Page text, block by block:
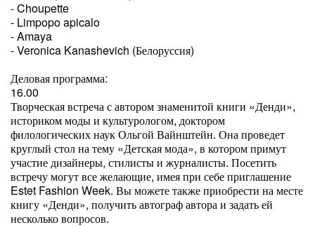
- Choupette
- Limpopo apicalo
- Amaya
- Veronica Kanashevich (Белоруссия)
Деловая программа:
16.00
Творческая встреча с автором знаменитой книги «Денди»,
историком моды и культурологом, доктором
филологических наук Ольгой Вайнштейн. Она проведет
круглый стол на тему «Детская мода», в котором примут
участие дизайнеры, стилисты и журналисты. Посетить
встречу могут все желающие, имея при себе приглашение
Estet Fashion Week. Вы можете также приобрести на месте
книгу «Денди», получить автограф автора и задать ей
несколько вопросов.